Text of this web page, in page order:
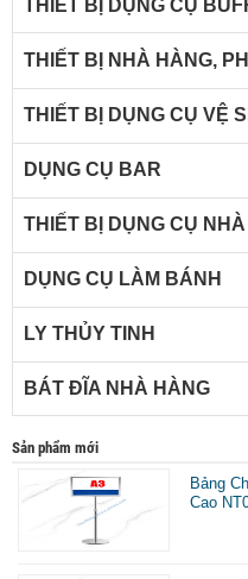
THIẾT BỊ DỤNG CỤ
THIẾT BỊ NHÀ HÀNG,
THIẾT BỊ DỤNG CỤ VỆ
DỤNG CỤ BAR
THIẾT BỊ DỤNG CỤ
DỤNG CỤ LÀM BÁNH
LY THỦY TINH
BÁT ĐĨA NHÀ HÀNG
Sản phẩm mới
Bảng
Cao